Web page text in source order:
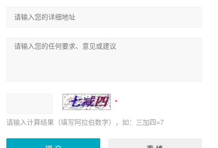
请输入计算结果（填写阿拉伯数字），如：三加四=7